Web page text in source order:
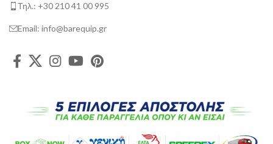
Τηλ.: +30 210 41 00 995
Email: info@barequip.gr